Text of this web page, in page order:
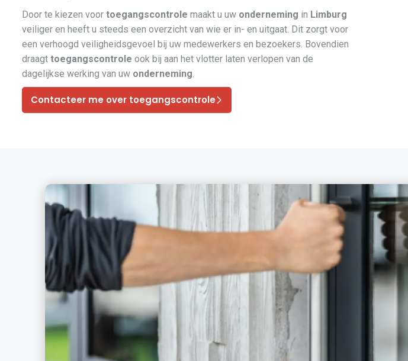
Door te kiezen voor toegangscontrole maakt u uw onderneming in Limburg
veiliger en heeft u steeds een overzicht van wie er in- en uitgaat. Dit zorgt voor
een verhoogd veiligheidsgevoel bij uw medewerkers en bezoekers. Bovendien
draagt toegangscontrole ook bij aan het vlotter laten verlopen van de
dagelijkse werking van uw onderneming.
Contacteer me over toegangscontrole